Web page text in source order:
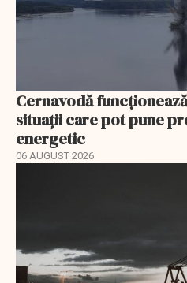
Cernavodă
situații care pot pune
energetic
06 AUGUST 2026